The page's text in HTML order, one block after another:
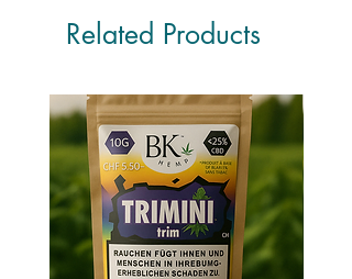
Related Products